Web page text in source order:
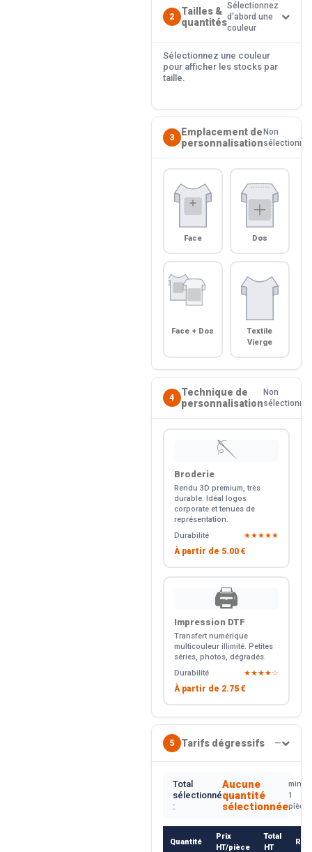
2
Tailles &
quantités
Sélectionnez
d'abord une
couleur
Sélectionnez une couleur
pour afficher les stocks par
taille.
3
Emplacement de
personnalisation
Non
sélectionné
Face Dos
Face + Dos
Textile
Vierge
4
Technique de
personnalisation
Non
sélectionné
🪡
Broderie
Rendu 3D premium, très
durable. Idéal logos
corporate et tenues de
représentation.
Durabilité
★★★★★
À partir de 5.00 €
🖨️
Impression DTF
Transfert numérique
multicouleur illimité. Petites
séries, photos, dégradés.
Durabilité
★★★★☆
À partir de 2.75 €
5 Tarifs dégressifs —
Total
sélectionné
:
Aucune
quantité
sélectionnée
min.
1
pièce
Quantité
Prix
HT/pièce
Total
HT